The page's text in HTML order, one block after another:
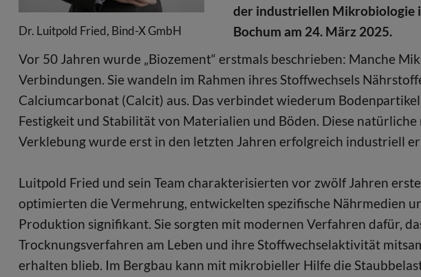
Dr. Luitpold Fried, Bind-X GmbH
der industriellen Mikrobiologie
Bochum am 24. März 2025.
Vor 50 Jahren wurde „Biozement“ erstmals beschrieben: Manche
Verbindungen. Sie wandeln im Rahmen ihres Stoffwechsels
Calciumcarbonat (Calcit) aus. Das verbindet wiederum
Festigkeit und Stabilität von Materialien und Böden. Diese
Verklebung wurde erst in den letzten Jahren erfolgreich industriell
Luitpold Fried und sein Team charakterisierten vor zwölf Jahren
optimierten die Vermehrung, entwickelten spezifische Nährmedien
Produktion signifikant. Sie sorgten mit modernen Verfahren dafür,
Trocknungsverfahren am Leben und ihre Stoffwechselaktivität
erhalten blieb. Im Bergbau kann mit mikrobieller Hilfe die